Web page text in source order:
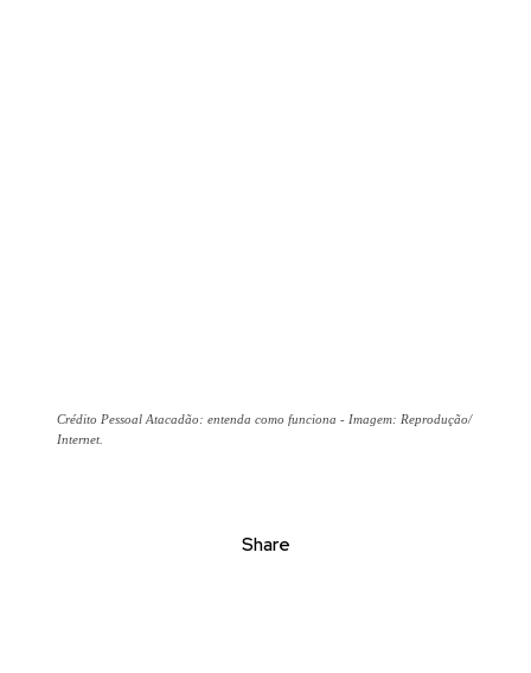
Crédito Pessoal Atacadão: entenda como funciona - Imagem: Reprodução/
Internet.
Share